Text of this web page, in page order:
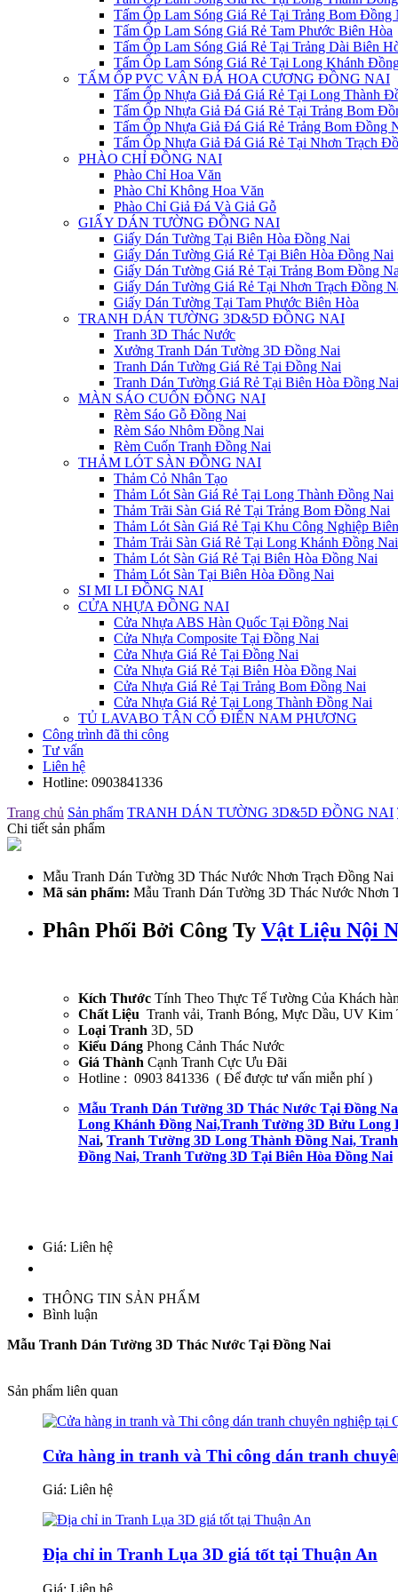
Tấm Ốp Lam Sóng Giá Rẻ Tại Trảng Bom Đồng
Tấm Ốp Lam Sóng Giá Rẻ Tam Phước Biên Hòa
Tấm Ốp Lam Sóng Giá Rẻ Tại Trảng Dài Biên
Tấm Ốp Lam Sóng Giá Rẻ Tại Long Khánh
TẤM ỐP PVC VÂN ĐÁ HOA CƯƠNG ĐỒNG NAI
Tấm Ốp Nhựa Giả Đá Giá Rẻ Tại Long Thành
Tấm Ốp Nhựa Giả Đá Giá Rẻ Tại Trảng Bom
Tấm Ốp Nhựa Giả Đá Giá Rẻ Trảng Bom Đồng
Tấm Ốp Nhựa Giả Đá Giá Rẻ Tại Nhơn Trạch
PHÀO CHỈ ĐỒNG NAI
Phào Chỉ Hoa Văn
Phào Chỉ Không Hoa Văn
Phào Chỉ Giả Đá Và Giả Gỗ
GIẤY DÁN TƯỜNG ĐỒNG NAI
Giấy Dán Tường Tại Biên Hòa Đồng Nai
Giấy Dán Tường Giá Rẻ Tại Biên Hòa Đồng Nai
Giấy Dán Tường Giá Rẻ Tại Trảng Bom Đồng
Giấy Dán Tường Giá Rẻ Tại Nhơn Trạch Đồng
Giấy Dán Tường Tại Tam Phước Biên Hòa
TRANH DÁN TƯỜNG 3D&5D ĐỒNG NAI
Tranh 3D Thác Nước
Xưởng Tranh Dán Tường 3D Đồng Nai
Tranh Dán Tường Giá Rẻ Tại Đồng Nai
Tranh Dán Tường Giá Rẻ Tại Biên Hòa Đồng Nai
MÀN SÁO CUỐN ĐỒNG NAI
Rèm Sáo Gỗ Đồng Nai
Rèm Sáo Nhôm Đồng Nai
Rèm Cuốn Tranh Đồng Nai
THẢM LÓT SÀN ĐỒNG NAI
Thảm Cỏ Nhân Tạo
Thảm Lót Sàn Giá Rẻ Tại Long Thành Đồng Nai
Thảm Trãi Sàn Giá Rẻ Tại Trảng Bom Đồng Nai
Thảm Lót Sàn Giá Rẻ Tại Khu Công Nghiệp
Thảm Trải Sàn Giá Rẻ Tại Long Khánh Đồng Nai
Thảm Lót Sàn Giá Rẻ Tại Biên Hòa Đồng Nai
Thảm Lót Sàn Tại Biên Hòa Đồng Nai
SI MI LI ĐỒNG NAI
CỬA NHỰA ĐỒNG NAI
Cửa Nhựa ABS Hàn Quốc Tại Đồng Nai
Cửa Nhựa Composite Tại Đồng Nai
Cửa Nhựa Giá Rẻ Tại Đồng Nai
Cửa Nhựa Giá Rẻ Tại Biên Hòa Đồng Nai
Cửa Nhựa Giá Rẻ Tại Trảng Bom Đồng Nai
Cửa Nhựa Giá Rẻ Tại Long Thành Đồng Nai
TỦ LAVABO TÂN CỔ ĐIỂN NAM PHƯƠNG
Công trình đã thi công
Tư vấn
Liên hệ
Hotline: 0903841336
Trang chủ Sản phẩm TRANH DÁN TƯỜNG 3D&5D ĐỒNG NAI
Chi tiết sản phẩm
Mẫu Tranh Dán Tường 3D Thác Nước Nhơn Trạch Đồng Nai
Mã sản phẩm: Mẫu Tranh Dán Tường 3D Thác Nước Nhơn
Phân Phối Bởi Công Ty Vật Liệu Nội
Kích Thước Tính Theo Thực Tế Tường Của Khách
Chất Liệu Tranh vải, Tranh Bóng, Mực Dầu, UV
Loại Tranh 3D, 5D
Kiểu Dáng Phong Cảnh Thác Nước
Giá Thành Cạnh Tranh Cực Ưu Đãi
Hotline : 0903 841336 ( Để được tư vấn miễn phí )
Mẫu Tranh Dán Tường 3D Thác Nước Tại Đồng
Long Khánh Đồng Nai,Tranh Tường 3D Bửu Long
Nai, Tranh Tường 3D Long Thành Đồng Nai,
Đồng Nai, Tranh Tường 3D Tại Biên Hòa Đồng Nai
Giá: Liên hệ
THÔNG TIN SẢN PHẨM
Bình luận
Mẫu Tranh Dán Tường 3D Thác Nước Tại Đồng Nai
Sản phẩm liên quan
Cửa hàng in tranh và Thi công dán tranh
Giá: Liên hệ
Địa chỉ in Tranh Lụa 3D giá tốt tại Thuận An
Giá: Liên hệ